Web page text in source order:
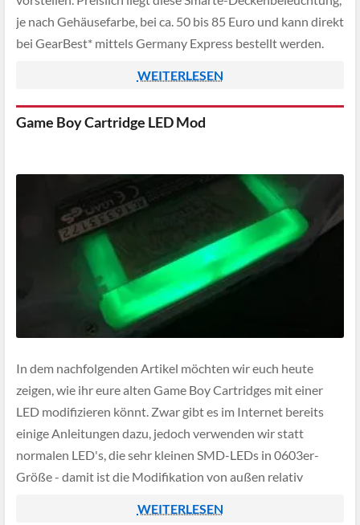
je nach Gehäusefarbe, bei ca. 50 bis 85 Euro und kann direkt
bei GearBest* mittels Germany Express bestellt werden.
WEITERLESEN
Game Boy Cartridge LED Mod
In dem nachfolgenden Artikel möchten wir euch heute
zeigen, wie ihr eure alten Game Boy Cartridges mit einer
LED modifizieren könnt. Zwar gibt es im Internet bereits
einige Anleitungen dazu, jedoch verwenden wir statt
normalen LED's, die sehr kleinen SMD-LEDs in 0603er-
Größe - damit ist die Modifikation von außen relativ
WEITERLESEN